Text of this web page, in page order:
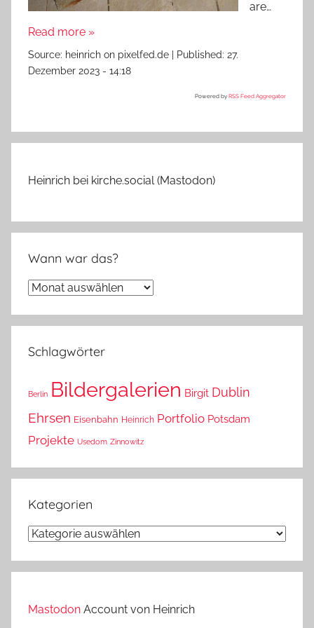
are…
Read more »
Source: heinrich on pixelfed.de Published: 27.
Dezember 2023 - 14:18
Powered by RSS Feed Aggregator
Heinrich bei kirche.social (Mastodon)
Wann war das?
Wann
das?
Schlagwörter
Berlin Bildergalerien Birgit Dublin
Ehrsen Eisenbahn Heinrich Portfolio Potsdam
Projekte Usedom Zinnowitz
Kategorien
Kategorien
Mastodon Account von Heinrich